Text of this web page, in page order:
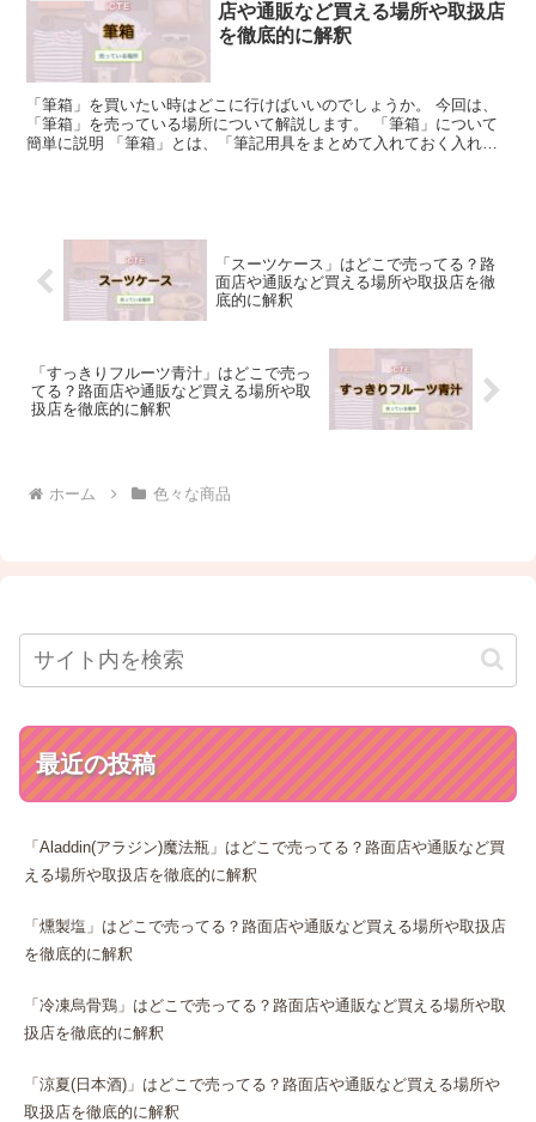
店や通販など買える場所や取扱店
を徹底的に解釈
「筆箱」を買いたい時はどこに行けばいいのでしょうか。 今回は、
「筆箱」を売っている場所について解説します。 「筆箱」について
簡単に説明 「筆箱」とは、「筆記用具をまとめて入れておく入れ
「スーツケース」はどこで売ってる？路
面店や通販など買える場所や取扱店を徹
底的に解釈
「すっきりフルーツ青汁」はどこで売っ
てる？路面店や通販など買える場所や取
扱店を徹底的に解釈
ホーム 色々な商品
最近の投稿
「Aladdin(アラジン)魔法瓶」はどこで売ってる？路面店や通販など買
える場所や取扱店を徹底的に解釈
「燻製塩」はどこで売ってる？路面店や通販など買える場所や取扱店
を徹底的に解釈
「冷凍烏骨鶏」はどこで売ってる？路面店や通販など買える場所や取
扱店を徹底的に解釈
「涼夏(日本酒)」はどこで売ってる？路面店や通販など買える場所や
取扱店を徹底的に解釈